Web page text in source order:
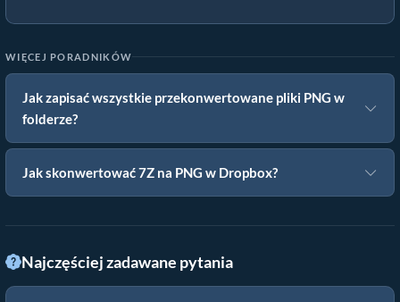
WIĘCEJ PORADNIKÓW
Jak zapisać wszystkie przekonwertowane pliki PNG w
folderze?
Jak skonwertować 7Z na PNG w Dropbox?
Najczęściej zadawane pytania